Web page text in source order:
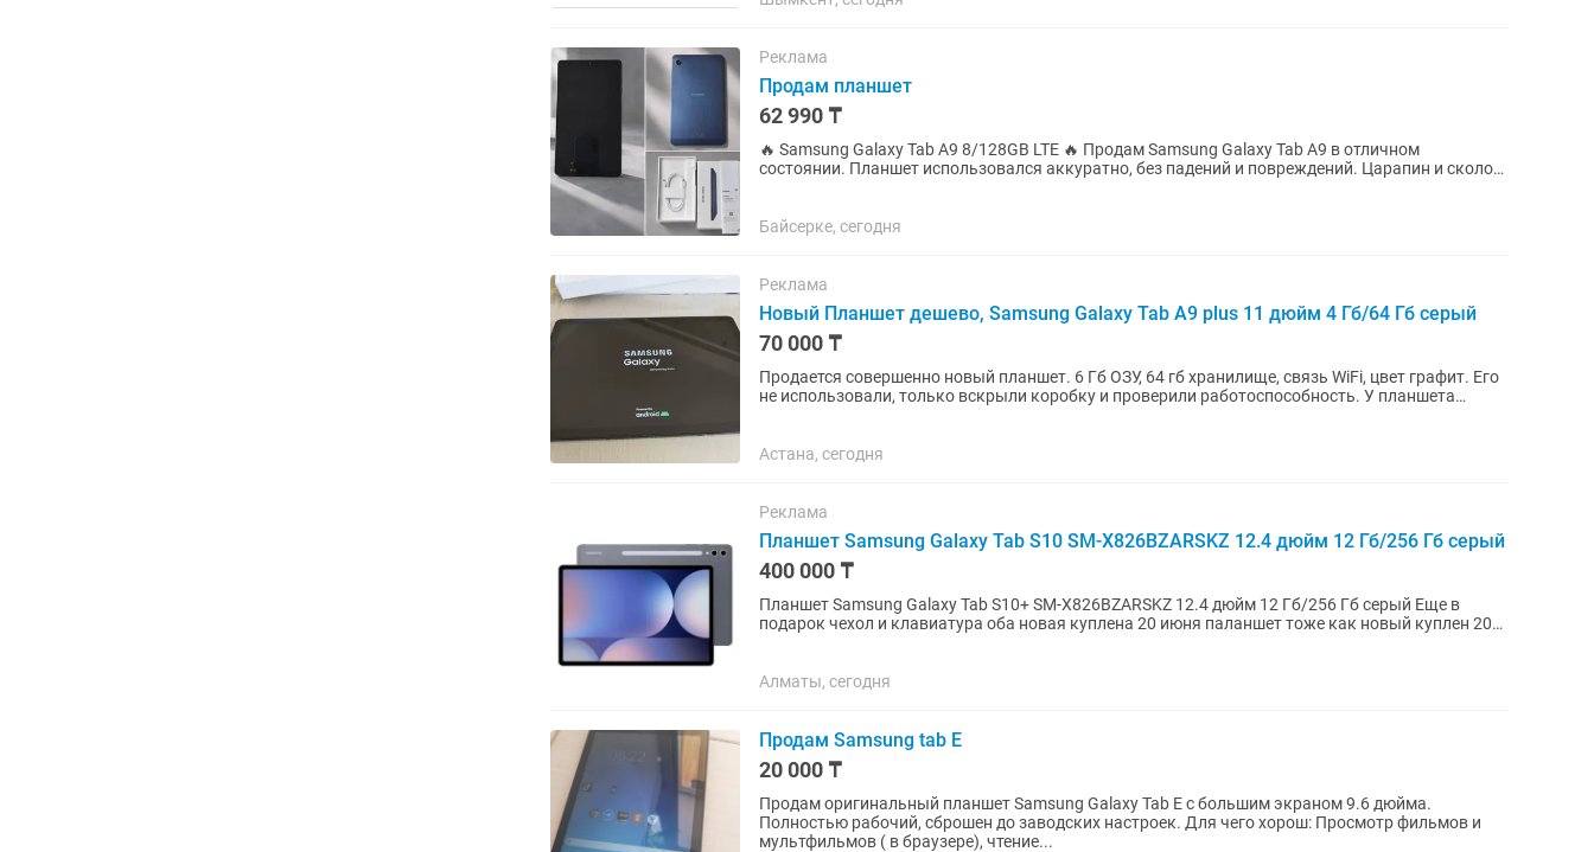
Реклама
Продам планшет
62 990 ₸
🔥 Samsung Galaxy Tab A9 8/128GB LTE 🔥 Продам Samsung Galaxy Tab A9 в отличном
состоянии. Планшет использовался аккуратно, без падений и повреждений. Царапин и сколов
Байсерке, сегодня
Реклама
Новый Планшет дешево, Samsung Galaxy Tab A9 plus 11 дюйм 4 Гб/64 Гб серый
70 000 ₸
Продается совершенно новый планшет. 6 Гб ОЗУ, 64 гб хранилище, связь WiFi, цвет графит. Его
не использовали, только вскрыли коробку и проверили работоспособность. У планшета
Астана, сегодня
Реклама
Планшет Samsung Galaxy Tab S10 SM-X826BZARSKZ 12.4 дюйм 12 Гб/256 Гб серый
400 000 ₸
Планшет Samsung Galaxy Tab S10+ SM-X826BZARSKZ 12.4 дюйм 12 Гб/256 Гб серый Еще в
подарок чехол и клавиатура оба новая куплена 20 июня паланшет тоже как новый куплен 20
Алматы, сегодня
Продам Samsung tab E
20 000 ₸
Продам оригинальный планшет Samsung Galaxy Tab E с большим экраном 9.6 дюйма.
Полностью рабочий, сброшен до заводских настроек. Для чего хорош: Просмотр фильмов и
мультфильмов ( в браузере), чтение...